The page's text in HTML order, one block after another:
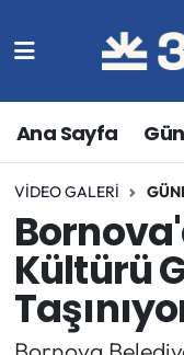
Ana Sayfa
VIDEO GALERI
Kültürü